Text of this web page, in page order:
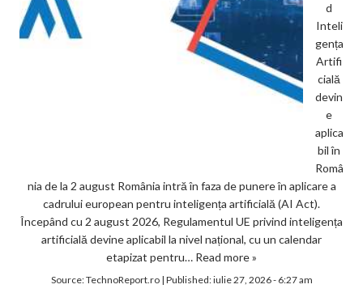
d
Inteli
gența
Artifi
cială
devin
e
aplica
bil în
Româ
nia de la 2 august România intră în faza de punere în aplicare a
cadrului european pentru inteligența artificială (AI Act).
Începând cu 2 august 2026, Regulamentul UE privind inteligența
artificială devine aplicabil la nivel național, cu un calendar
etapizat pentru… Read more »
Source:TechnoReport.ro| Published:iulie 27, 2026 - 6:27 am